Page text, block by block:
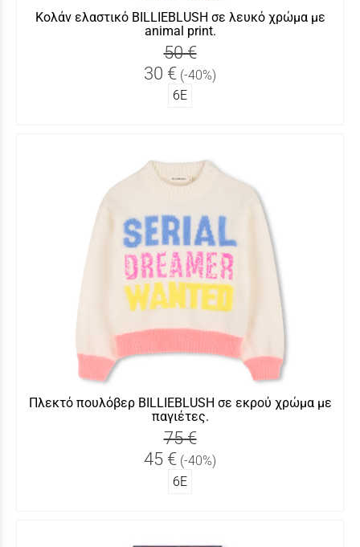
Κολάν ελαστικό BILLIEBLUSH σε λευκό χρώμα με
animal print.
50 €
30 € (-40%)
6Ε
Πλεκτό πουλόβερ BILLIEBLUSH σε εκρού χρώμα με
παγιέτες.
75 €
45 € (-40%)
6Ε